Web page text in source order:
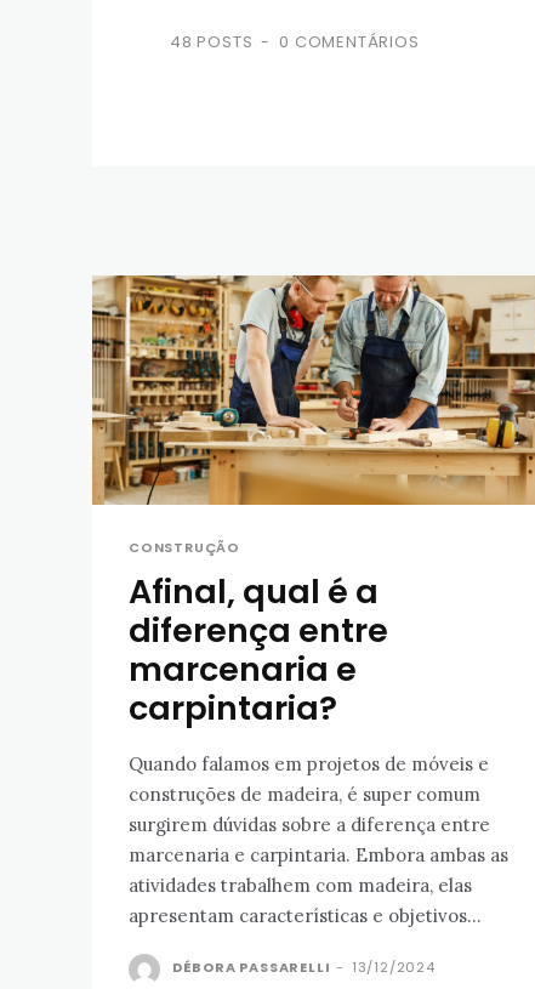
48 POSTS - 0 COMENTÁRIOS
CONSTRUÇÃO
Afinal, qual é a
diferença entre
marcenaria e
carpintaria?
Quando falamos em projetos de móveis e
construções de madeira, é super comum
surgirem dúvidas sobre a diferença entre
marcenaria e carpintaria. Embora ambas as
atividades trabalhem com madeira, elas
apresentam características e objetivos...
DÉBORA PASSARELLI - 13/12/2024